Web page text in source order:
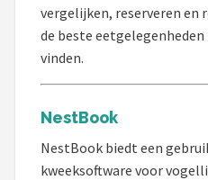
vergelijken, reserveren en
de beste
vinden.
NestBook
NestBook biedt een
kweeksoftware voor